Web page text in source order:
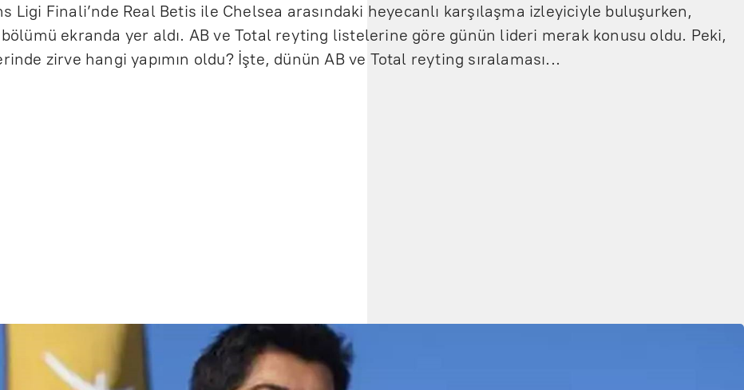
Ligi Finali’nde Real Betis ile Chelsea arasındaki heyecanlı karşılaşma izleyiciyle buluşurken,
bölümü ekranda yer aldı. AB ve Total reyting listelerine göre günün lideri merak konusu oldu. Peki,
zirve hangi yapımın oldu? İşte, dünün AB ve Total reyting sıralaması...
Hayye ale’s-SALAH, Hayye ale’l-felâh